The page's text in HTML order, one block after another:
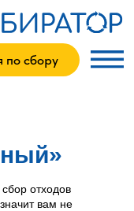
отходов
вам не